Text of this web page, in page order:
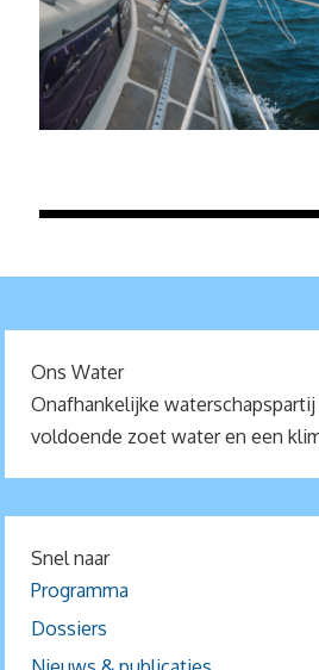
Ons Water
Onafhankelijke
voldoende zoet water en een
Snel naar
Programma
Dossiers